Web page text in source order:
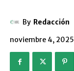
By Redacción
noviembre 4, 2025